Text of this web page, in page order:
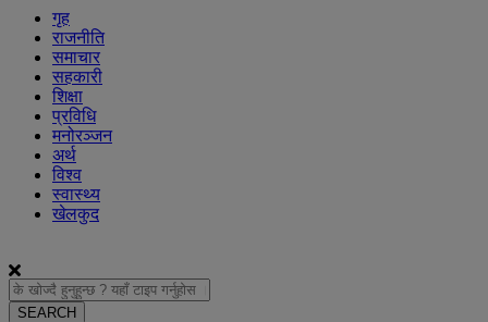
गृह
राजनीति
समाचार
सहकारी
शिक्षा
प्रविधि
मनोरञ्जन
अर्थ
विश्व
स्वास्थ्य
खेलकुद
SEARCH